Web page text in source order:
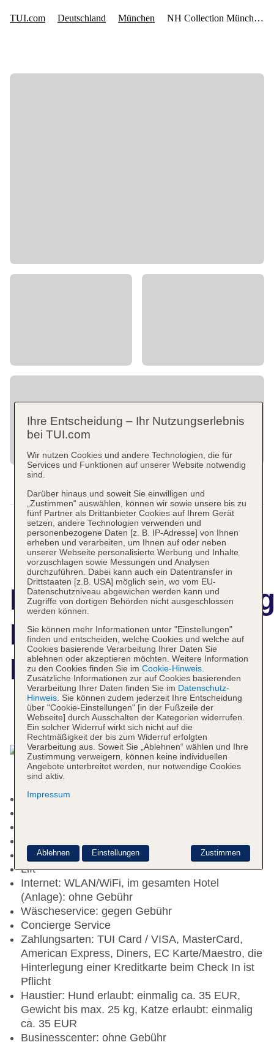
NH Collection
München Bavaria
Das bietet Ihre Unterkunft
Check-in Zeit ab 15:00 Uhr
Rezeption: täglich 24 Stunden
Lift
Internet: WLAN/WiFi, im gesamten Hotel
(Anlage): ohne Gebühr
Wäscheservice: gegen Gebühr
Concierge Service
Zahlungsarten: TUI Card / VISA, MasterCard,
American Express, Diners, EC Karte/Maestro, die
Hinterlegung einer Kreditkarte beim Check In ist
Pflicht
Haustier: Hund erlaubt: einmalig ca. 35 EUR,
Gewicht bis max. 25 kg, Katze erlaubt: einmalig
ca. 35 EUR
Businesscenter: ohne Gebühr
Ihre Entscheidung – Ihr Nutzungserlebnis
bei TUI.com
Wir nutzen Cookies und andere Technologien, die für
Services und Funktionen auf unserer Website notwendig
sind.
Darüber hinaus und soweit Sie einwilligen und
„Zustimmen“ auswählen, können wir sowie unsere bis zu
fünf Partner als Drittanbieter Cookies auf Ihrem Gerät
setzen, andere Technologien verwenden und
personenbezogene Daten [z. B. IP-Adresse] von Ihnen
erheben und verarbeiten, um Ihnen auf oder neben
unserer Webseite personalisierte Werbung und Inhalte
vorzuschlagen sowie Messungen und Analysen
durchzuführen. Dabei kann auch ein Datentransfer in
Drittstaaten [z.B. USA] möglich sein, wo vom EU-
Datenschutzniveau abgewichen werden kann und
Zugriffe von dortigen Behörden nicht ausgeschlossen
werden können.
Sie können mehr Informationen unter "Einstellungen"
finden und entscheiden, welche Cookies und welche auf
Cookies basierende Verarbeitung Ihrer Daten Sie
ablehnen oder akzeptieren möchten. Weitere Information
zu den Cookies finden Sie im Cookie-Hinweis.
Zusätzliche Informationen zur auf Cookies basierenden
Verarbeitung Ihrer Daten finden Sie im Datenschutz-
Hinweis. Sie können zudem jederzeit Ihre Entscheidung
über "Cookie-Einstellungen" [in der Fußzeile der
Webseite] durch Ausschalten der Kategorien widerrufen.
Ein solcher Widerruf wirkt sich nicht auf die
Rechtmäßigkeit der bis zum Widerruf erfolgten
Verarbeitung aus. Soweit Sie „Ablehnen“ wählen und Ihre
Zustimmung verweigern, können keine individuellen
Angebote unterbreitet werden, nur notwendige Cookies
sind aktiv.
Impressum
Zustimmen
Ablehnen Einstellungen